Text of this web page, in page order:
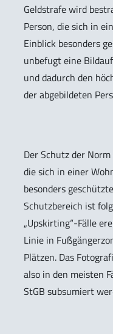
Geldstrafe wird
Person, die sich in
Einblick besonders
unbefugt eine
und dadurch den
der abgebildeten
Der Schutz der
die sich in einer
besonders
Schutzbereich ist
„Upskirting“-Fälle
Linie in
Plätzen. Das
also in den meisten
StGB subsumiert